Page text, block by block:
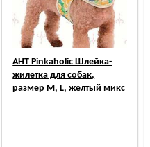
АНТ Pinkaholic Шлейка-
жилетка для собак,
размер M, L, желтый микс